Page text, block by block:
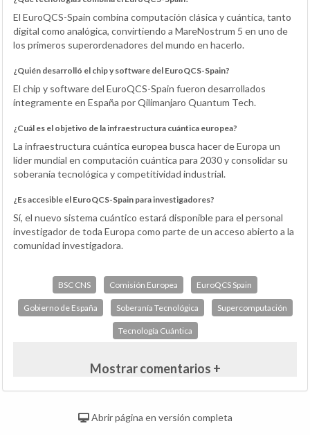
El EuroQCS-Spain combina computación clásica y cuántica, tanto
digital como analógica, convirtiendo a MareNostrum 5 en uno de
los primeros superordenadores del mundo en hacerlo.
¿Quién desarrolló el chip y software del EuroQCS-Spain?
El chip y software del EuroQCS-Spain fueron desarrollados
íntegramente en España por Qilimanjaro Quantum Tech.
¿Cuál es el objetivo de la infraestructura cuántica europea?
La infraestructura cuántica europea busca hacer de Europa un
líder mundial en computación cuántica para 2030 y consolidar su
soberanía tecnológica y competitividad industrial.
¿Es accesible el EuroQCS-Spain para investigadores?
Sí, el nuevo sistema cuántico estará disponible para el personal
investigador de toda Europa como parte de un acceso abierto a la
comunidad investigadora.
BSC CNS Comisión Europea EuroQCS Spain
Gobierno de España Soberanía Tecnológica Supercomputación
Tecnología Cuántica
Mostrar comentarios +
Abrir página en versión completa